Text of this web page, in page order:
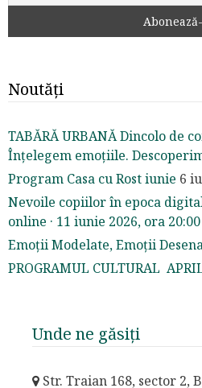
Noutăți
TABĂRĂ URBANĂ Dincolo de
Înțelegem emoțiile.
Program Casa cu Rost iunie 6
Nevoile copiilor în epoca
online · 11 iunie 2026, ora 20:00
Emoții Modelate, Emoții
PROGRAMUL CULTURAL
Unde ne găsiți
Str. Traian 168, sector 2,